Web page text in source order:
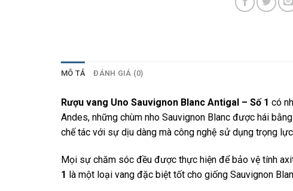
MÔ TẢ ĐÁNH GIÁ (0)
Rượu vang Uno Sauvignon Blanc Antigal – Số 1 có
Andes, những chùm nho Sauvignon Blanc được hái
chế tác với sự dịu dàng mà công nghệ sử dụng trọng
Mọi sự chăm sóc đều được thực hiện để bảo vệ tính
1 là một loại vang đặc biệt tốt cho giống Sauvignon